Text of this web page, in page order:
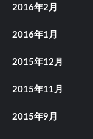
2016年2月
2016年1月
2015年12月
2015年11月
2015年9月